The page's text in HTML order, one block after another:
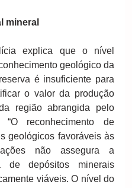
mineral
explica que o nível
geológico da
é insuficiente para
o valor da produção
região abrangida pelo
“O reconhecimento de
geológicos favoráveis às
não assegura a
de depósitos minerais
viáveis. O nível do